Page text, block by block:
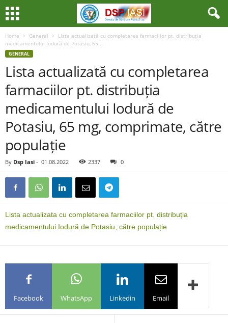
Home General
Lista actualizată cu completarea farmaciilor pt. distribuția
medicamentului Iodură de Potasiu, 65...
GENERAL
Lista actualizată cu completarea
farmaciilor pt. distribuția
medicamentului Iodură de
Potasiu, 65 mg, comprimate, către
populație
By Dsp Iasi - 01.08.2022 2337 0
Lista actualizata cu completarea farmaciilor pt. distribuția
medicamentului Iodură de Potasiu, către populație
Facebook WhatsApp Linkedin Email